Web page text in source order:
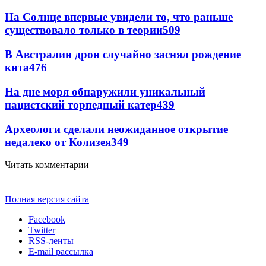
На Солнце впервые увидели то, что раньше
существовало только в теории509
В Австралии дрон случайно заснял рождение
кита476
На дне моря обнаружили уникальный
нацистский торпедный катер439
Археологи сделали неожиданное открытие
недалеко от Колизея349
Читать комментарии
Полная версия сайта
Facebook
Twitter
RSS-ленты
E-mail рассылка